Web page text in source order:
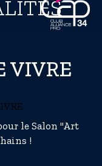
VIVRE
le Salon "Art
!